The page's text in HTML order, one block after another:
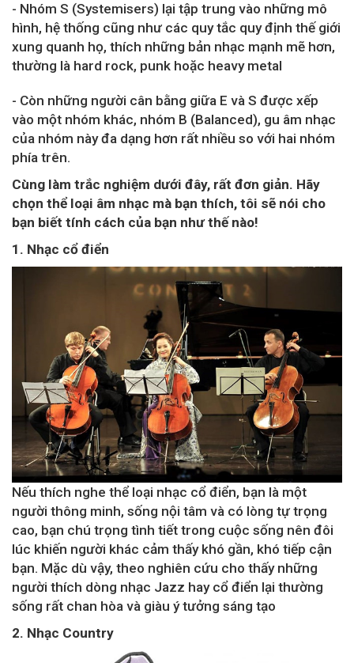
- Nhóm S (Systemisers) lại tập trung vào những mô
hình, hệ thống cũng như các quy tắc quy định thế giới
xung quanh họ, thích những bản nhạc mạnh mẽ hơn,
thường là hard rock, punk hoặc heavy metal
- Còn những người cân bằng giữa E và S được xếp
vào một nhóm khác, nhóm B (Balanced), gu âm nhạc
của nhóm này đa dạng hơn rất nhiều so với hai nhóm
phía trên.
Cùng làm trắc nghiệm dưới đây, rất đơn giản. Hãy
chọn thể loại âm nhạc mà bạn thích, tôi sẽ nói cho
bạn biết tính cách của bạn như thế nào!
1. Nhạc cổ điển
Nếu thích nghe thể loại nhạc cổ điển, bạn là một
người thông minh, sống nội tâm và có lòng tự trọng
cao, bạn chú trọng tình tiết trong cuộc sống nên đôi
lúc khiến người khác cảm thấy khó gần, khó tiếp cận
bạn. Mặc dù vậy, theo nghiên cứu cho thấy những
người thích dòng nhạc Jazz hay cổ điển lại thường
sống rất chan hòa và giàu ý tưởng sáng tạo
2. Nhạc Country